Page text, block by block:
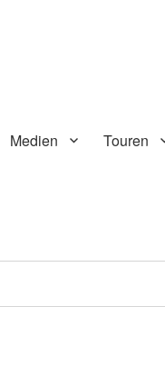
Medien Touren